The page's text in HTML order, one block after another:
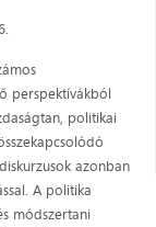
perspektívákból
politikai
azonban
A politika
módszertani